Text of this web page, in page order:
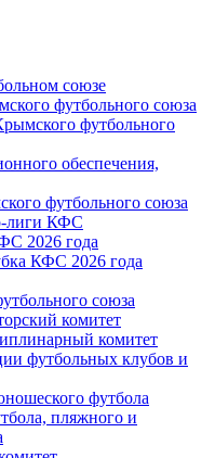
союзе
футбольного союза
футбольного
обеспечения,
футбольного союза
лиги КФС
2026 года
КФС 2026 года
союза
комитет
комитет
футбольных клубов и
футбола
пляжного и